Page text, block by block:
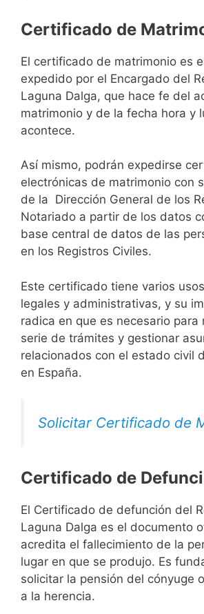
Certificado de
El certificado de matrimonio es
expedido por el Encargado del
Laguna Dalga, que hace fe del
matrimonio y de la fecha hora y
acontece.
Así mismo, podrán expedirse
electrónicas de matrimonio con
de la Dirección General de los
Notariado a partir de los datos
base central de datos de las
en los Registros Civiles.
Este certificado tiene varios
legales y administrativas, y su
radica en que es necesario para
serie de trámites y gestionar
relacionados con el estado civil
en España.
Solicitar Certificado de
Certificado de
El Certificado de defunción del
Laguna Dalga es el documento
acredita el fallecimiento de la
lugar en que se produjo. Es
solicitar la pensión del cónyuge
a la herencia.